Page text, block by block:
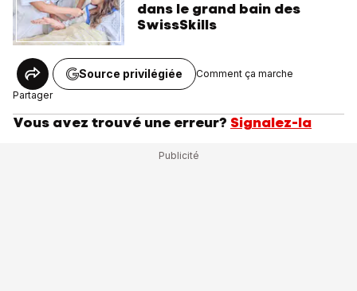
dans le grand bain des
SwissSkills
Partager
Source privilégiée Comment ça marche
Vous avez trouvé une erreur? Signalez-la